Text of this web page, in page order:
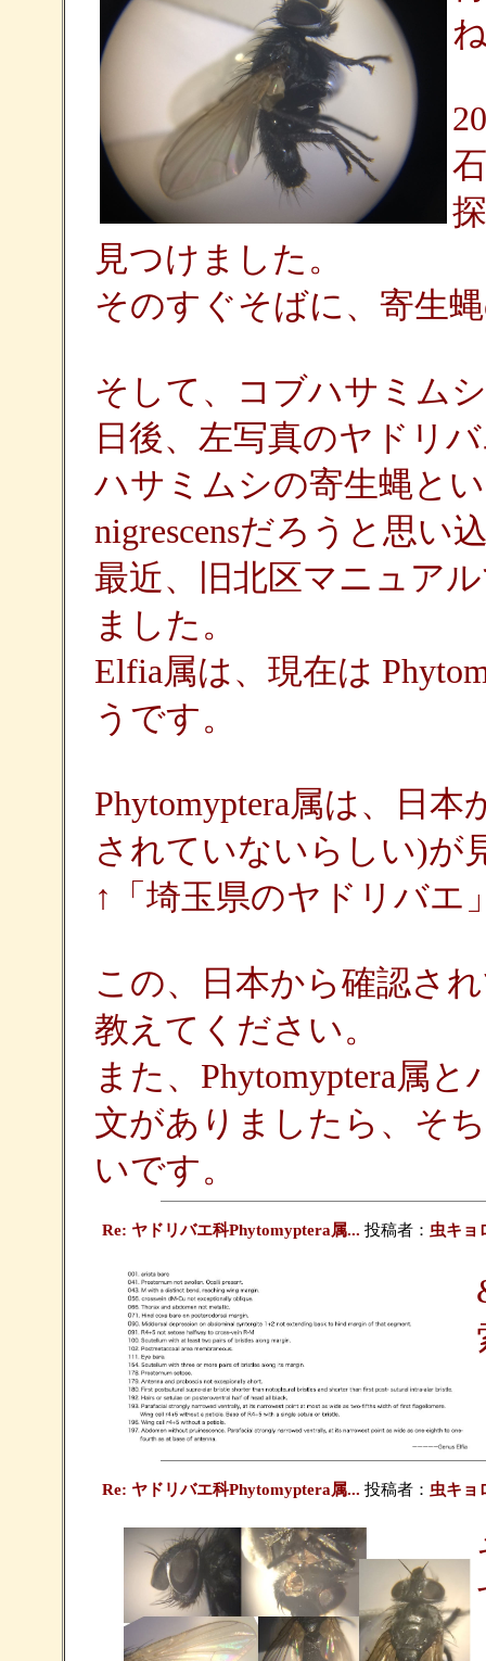
見つけました。
そのすぐそばに、寄生
そして、コブハサミム
日後、左写真のヤドリ
ハサミムシの寄生蝿と
nigrescensだろうと思い
最近、旧北区マニュア
ました。
Elfia属は、現在は
うです。
Phytomyptera属は、日
されていないらしい)が
↑「埼玉県のヤドリバエ
この、日本から確認さ
教えてください。
また、Phytomyptera属
文がありましたら、そ
いです。
Re: ヤドリバエ科Phytomyptera属... 投稿者： 虫キョ
Re: ヤドリバエ科Phytomyptera属... 投稿者： 虫キョ